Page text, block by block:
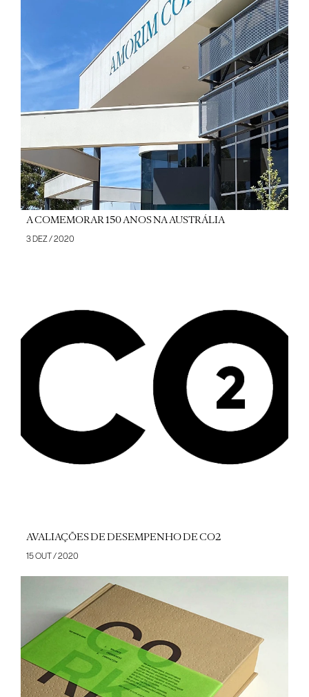
A COMEMORAR 150 ANOS NA AUSTRÁLIA
3 DEZ / 2020
AVALIAÇÕES DE DESEMPENHO DE CO2
15 OUT / 2020